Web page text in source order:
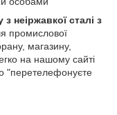
неіржавкої сталі з
промислової
магазину,
на нашому сайті
"перетелефонуєте